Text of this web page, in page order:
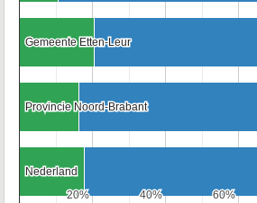
20%
20% 40%
40% 60%
60%
Gemeente Etten-Leur
Gemeente Etten-Leur
Provincie Noord-Brabant
Provincie Noord-Brabant
Nederland
Nederland